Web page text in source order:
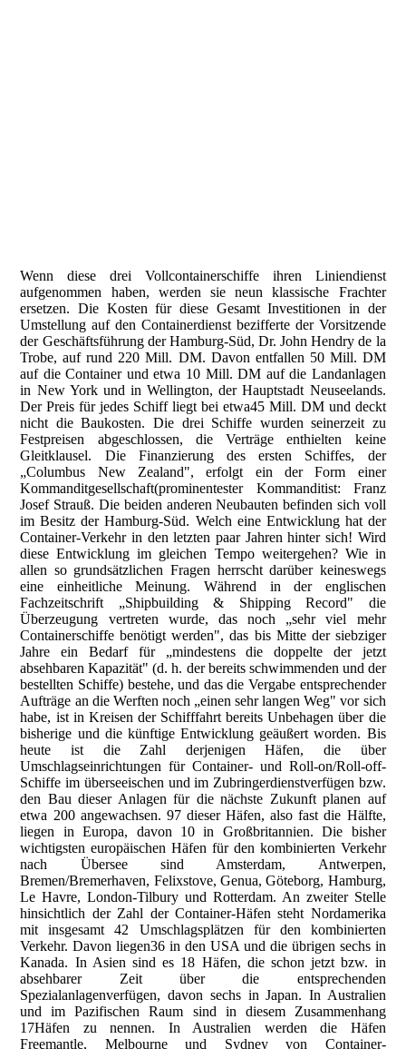
Wenn diese drei Vollcontainerschiffe ihren Liniendienst
aufgenommen haben, werden sie neun klassische Frachter
ersetzen. Die Kosten für diese Gesamt Investitionen in der
Umstellung auf den Containerdienst bezifferte der Vorsitzende
der Geschäftsführung der Hamburg-Süd, Dr. John Hendry de la
Trobe, auf rund 220 Mill. DM. Davon entfallen 50 Mill. DM
auf die Container und etwa 10 Mill. DM auf die Landanlagen
in New York und in Wellington, der Hauptstadt Neuseelands.
Der Preis für jedes Schiff liegt bei etwa45 Mill. DM und deckt
nicht die Baukosten. Die drei Schiffe wurden seinerzeit zu
Festpreisen abgeschlossen, die Verträge enthielten keine
Gleitklausel. Die Finanzierung des ersten Schiffes, der
„Columbus New Zealand", erfolgt ein der Form einer
Kommanditgesellschaft(prominentester Kommanditist: Franz
Josef Strauß. Die beiden anderen Neubauten befinden sich voll
im Besitz der Hamburg-Süd. Welch eine Entwicklung hat der
Container-Verkehr in den letzten paar Jahren hinter sich! Wird
diese Entwicklung im gleichen Tempo weitergehen? Wie in
allen so grundsätzlichen Fragen herrscht darüber keineswegs
eine einheitliche Meinung. Während in der englischen
Fachzeitschrift „Shipbuilding & Shipping Record" die
Überzeugung vertreten wurde, das noch „sehr viel mehr
Containerschiffe benötigt werden", das bis Mitte der siebziger
Jahre ein Bedarf für „mindestens die doppelte der jetzt
absehbaren Kapazität" (d. h. der bereits schwimmenden und der
bestellten Schiffe) bestehe, und das die Vergabe entsprechender
Aufträge an die Werften noch „einen sehr langen Weg" vor sich
habe, ist in Kreisen der Schifffahrt bereits Unbehagen über die
bisherige und die künftige Entwicklung geäußert worden. Bis
heute ist die Zahl derjenigen Häfen, die über
Umschlagseinrichtungen für Container- und Roll-on/Roll-off-
Schiffe im überseeischen und im Zubringerdienstverfügen bzw.
den Bau dieser Anlagen für die nächste Zukunft planen auf
etwa 200 angewachsen. 97 dieser Häfen, also fast die Hälfte,
liegen in Europa, davon 10 in Großbritannien. Die bisher
wichtigsten europäischen Häfen für den kombinierten Verkehr
nach Übersee sind Amsterdam, Antwerpen,
Bremen/Bremerhaven, Felixstove, Genua, Göteborg, Hamburg,
Le Havre, London-Tilbury und Rotterdam. An zweiter Stelle
hinsichtlich der Zahl der Container-Häfen steht Nordamerika
mit insgesamt 42 Umschlagsplätzen für den kombinierten
Verkehr. Davon liegen36 in den USA und die übrigen sechs in
Kanada. In Asien sind es 18 Häfen, die schon jetzt bzw. in
absehbarer Zeit über die entsprechenden
Spezialanlagenverfügen, davon sechs in Japan. In Australien
und im Pazifischen Raum sind in diesem Zusammenhang
17Häfen zu nennen. In Australien werden die Häfen
Freemantle, Melbourne und Sydney von Container-